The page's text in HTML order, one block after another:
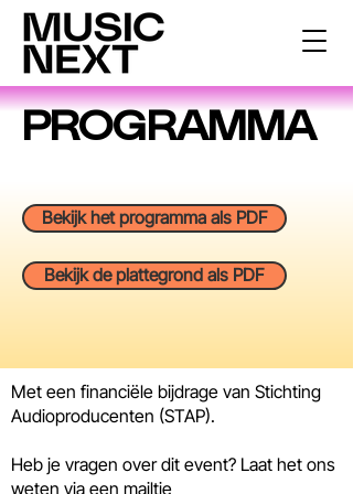
PROGRAMMA
Bekijk het programma als PDF
Bekijk de plattegrond als PDF
Met een financiële bijdrage van Stichting
Audioproducenten (STAP).
Heb je vragen over dit event? Laat het ons
weten via een mailtje